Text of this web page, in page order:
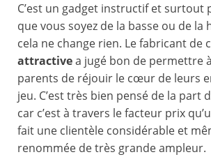
C’est un gadget instructif et surtout
que vous soyez de la basse ou de la
cela ne change rien. Le fabricant de
attractivea jugé bon de permettre
parents de réjouir le cœur de leurs
jeu. C’est très bien pensé de la part
car c’est à travers le facteur prix
fait une clientèle considérable et
renommée de très grande ampleur.